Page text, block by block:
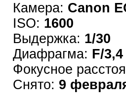
Камера: Canon
ISO: 1600
Выдержка: 1/30
Диафрагма: F/3,4
Фокусное
Снято: 9